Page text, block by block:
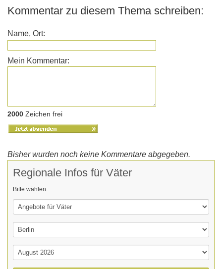
Kommentar zu diesem Thema schreiben:
Name, Ort:
Mein Kommentar:
2000 Zeichen frei
Bisher wurden noch keine Kommentare abgegeben.
Regionale Infos für Väter
Bitte wählen: